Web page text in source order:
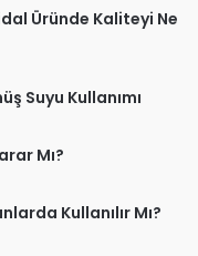
Üründe Kaliteyi Ne
Suyu Kullanımı
Mı?
Kullanılır Mı?